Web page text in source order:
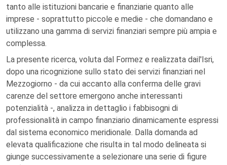
tanto alle istituzioni bancarie e finanziarie quanto alle
imprese - soprattutto piccole e medie - che domandano e
utilizzano una gamma di servizi finanziari sempre più ampia e
complessa.
La presente ricerca, voluta dal Formez e realizzata dail'Isri,
dopo una ricognizione sullo stato dei servizi finanziari nel
Mezzogiorno - da cui accanto alla conferma delle gravi
carenze del settore emergono anche interessanti
potenzialità -, analizza in dettaglio i fabbisogni di
professionalità in campo finanziario dinamicamente espressi
dal sistema economico meridionale. Dalla domanda ad
elevata qualificazione che risulta in tal modo delineata si
giunge successivamente a selezionare una serie di figure